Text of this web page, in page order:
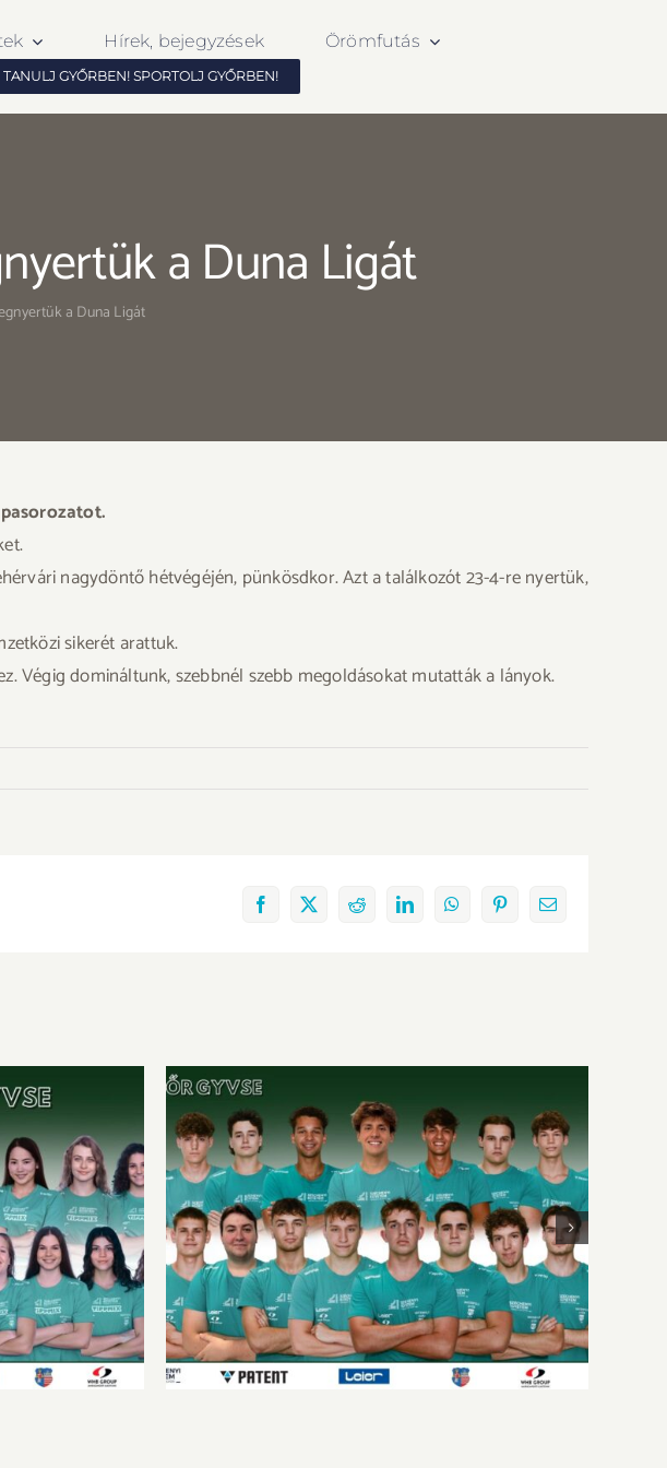
Hírek, bejegyzések Örömfutás
TANULJ GYŐRBEN! SPORTOLJ GYŐRBEN!
a Duna Ligát
a Duna Ligát
nagydöntő hétvégéjén, pünkösdkor. Azt a találkozót 23-4-re nyertük,
sikerét arattuk.
Végig domináltunk, szebbnél szebb megoldásokat mutatták a lányok.
Facebook
X RedditLinkedInWhatsAppPinterestEmail:
nyuszi Van még min dolgozni